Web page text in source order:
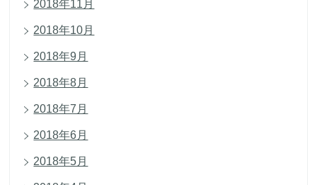
2018年11月
2018年10月
2018年9月
2018年8月
2018年7月
2018年6月
2018年5月